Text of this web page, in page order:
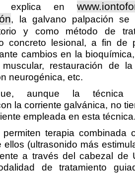
explica en
, la galvano palpación se
y como método de
concreto lesional, a fin de
cambios en la
restauración de
neurogénica, etc.
aunque la técnica
la corriente galvánica, no
empleada en esta
terapia combinada
ellos (ultrasonido más
a través del cabezal de
de tratamiento